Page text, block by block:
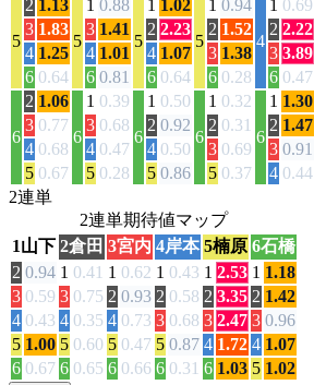
5
2 1.13
5
1 0.88
5
1 1.02
5
1 0.94
4
1 0.69
3 1.83 3 1.41 2 2.23 2 1.52 2 2.22
4 1.25 4 1.01 4 1.07 3 1.38 3 3.89
6 0.64 6 0.81 6 0.64 6 0.28 6 0.47
6
2 1.06
6
1 0.39
6
1 0.50
6
1 0.32
6
1 1.30
3 0.77 3 0.68 2 0.92 2 0.31 2 1.47
4 0.68 4 0.47 4 0.50 3 0.69 3 0.91
5 0.67 5 0.28 5 0.86 5 0.37 4 0.44
2連単
2連単期待値マップ
1山下 2倉田 3宮内 4岸本 5楠原 6石橋
2 0.94 1 0.41 1 0.62 1 0.43 1 2.53 1 1.18
3 0.59 3 0.75 2 0.93 2 0.58 2 3.35 2 1.42
4 0.43 4 0.35 4 0.73 3 0.68 3 2.47 3 0.96
5 1.00 5 0.60 5 0.47 5 0.87 4 1.72 4 1.07
6 0.67 6 0.65 6 0.66 6 0.31 6 1.03 5 1.02